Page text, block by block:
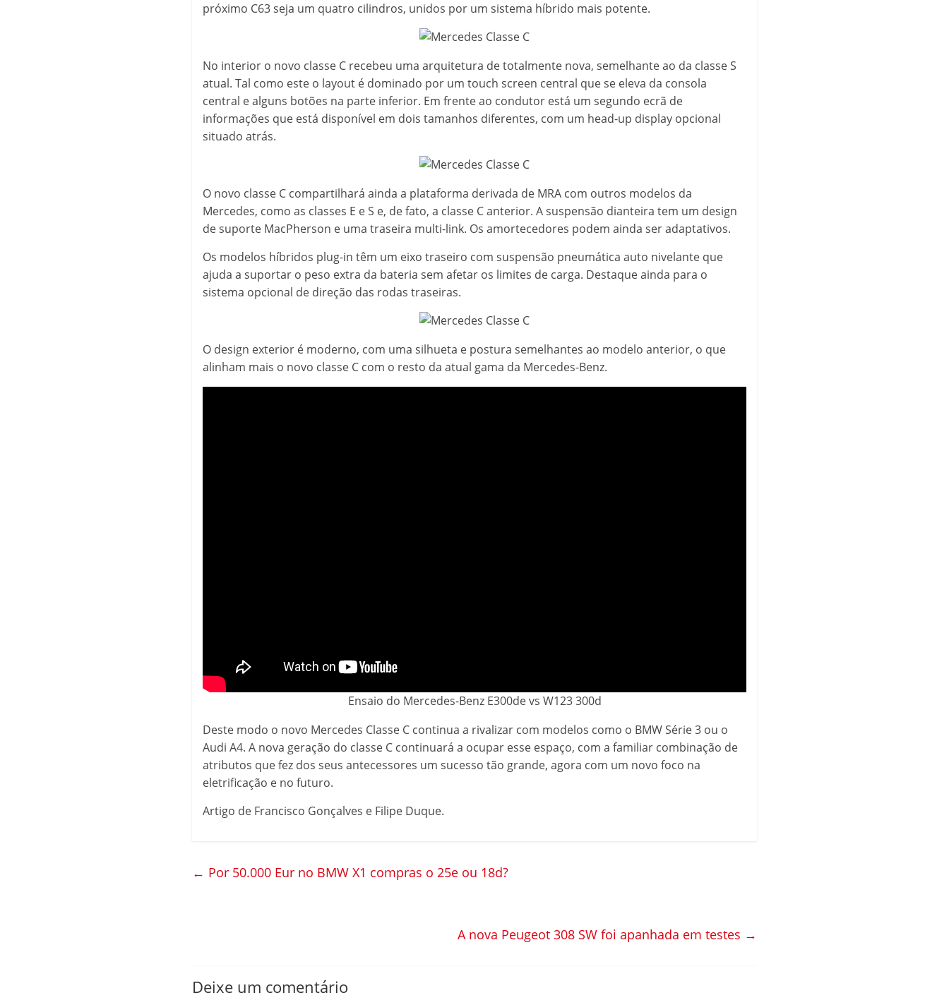
próximo C63 seja um quatro cilindros, unidos por um sistema híbrido mais potente.
No interior o novo classe C recebeu uma arquitetura de totalmente nova, semelhante ao da classe S
atual. Tal como este o layout é dominado por um touch screen central que se eleva da consola
central e alguns botões na parte inferior. Em frente ao condutor está um segundo ecrã de
informações que está disponível em dois tamanhos diferentes, com um head-up display opcional
situado atrás.
O novo classe C compartilhará ainda a plataforma derivada de MRA com outros modelos da
Mercedes, como as classes E e S e, de fato, a classe C anterior. A suspensão dianteira tem um design
de suporte MacPherson e uma traseira multi-link. Os amortecedores podem ainda ser adaptativos.
Os modelos híbridos plug-in têm um eixo traseiro com suspensão pneumática auto nivelante que
ajuda a suportar o peso extra da bateria sem afetar os limites de carga. Destaque ainda para o
sistema opcional de direção das rodas traseiras.
O design exterior é moderno, com uma silhueta e postura semelhantes ao modelo anterior, o que
alinham mais o novo classe C com o resto da atual gama da Mercedes-Benz.
Ensaio do Mercedes-Benz E300de vs W123 300d
Deste modo o novo Mercedes Classe C continua a rivalizar com modelos como o BMW Série 3 ou o
Audi A4. A nova geração do classe C continuará a ocupar esse espaço, com a familiar combinação de
atributos que fez dos seus antecessores um sucesso tão grande, agora com um novo foco na
eletrificação e no futuro.
Artigo de Francisco Gonçalves e Filipe Duque.
← Por 50.000 Eur no BMW X1 compras o 25e ou 18d?
A nova Peugeot 308 SW foi apanhada em testes →
Deixe um comentário